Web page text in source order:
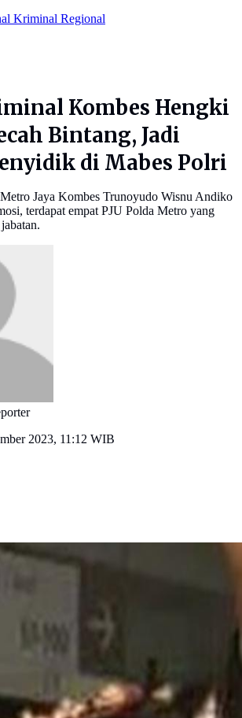
Kriminal Regional
Kombes Hengki
Bintang, Jadi
di Mabes Polri
Jaya Kombes Trunoyudo Wisnu Andiko
terdapat empat PJU Polda Metro yang
2023, 11:12 WIB